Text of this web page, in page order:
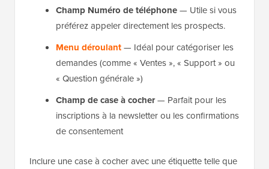
Champ Numéro de téléphone— Utile si vous
préférez appeler directement les prospects.
Menu déroulant— Idéal pour catégoriser les
demandes (comme « Ventes », « Support » ou
« Question générale »)
Champ de case à cocher— Parfait pour les
inscriptions à la newsletter ou les confirmations
de consentement
Inclure une case à cocher avec une étiquette telle que